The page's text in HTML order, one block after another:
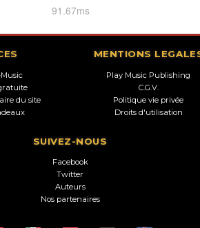
91.67ms
du site
MENTIONS
Play Music Publishing
C.G.V.
Politique vie privée
Droits d'utilisation
SUIVEZ-NOUS
Facebook
Twitter
Auteurs
Nos partenaires